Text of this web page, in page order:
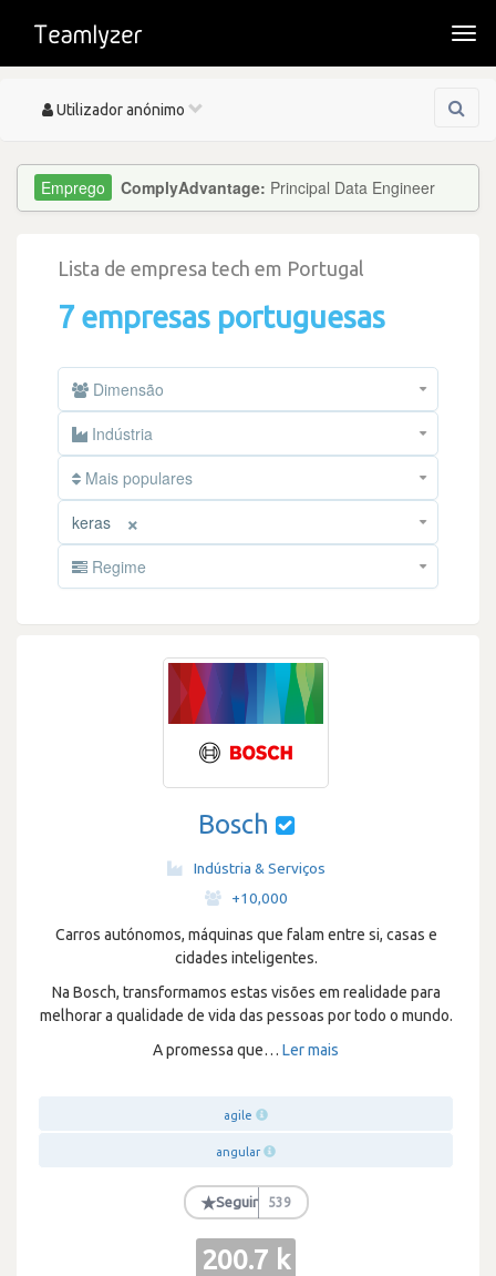
Toggle
Utilizador anónimo
ComplyAdvantage: Principal Data Engineer
Lista de empresa tech em Portugal
7 empresas portuguesas
Dimensão
Indústria
Mais populares
×
keras
Regime
Bosch
Indústria & Serviços
+10,000
Carros autónomos, máquinas que falam entre si, casas e
cidades inteligentes.
Na Bosch, transformamos estas visões em realidade para
melhorar a qualidade de vida das pessoas por todo o mundo.
A promessa que… Ler mais
agile
angular
★Seguir 539
200.7 k